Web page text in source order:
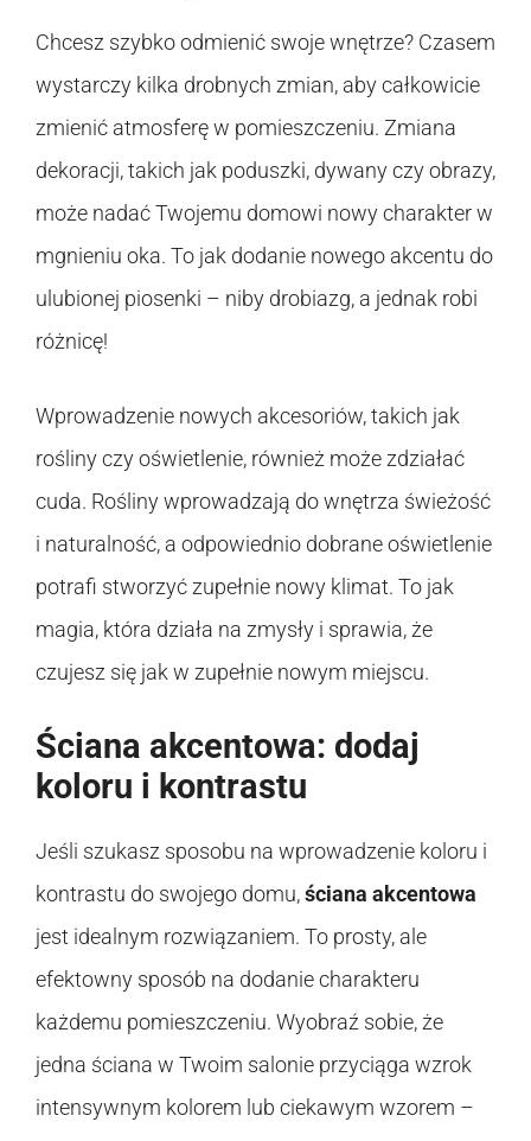
Chcesz szybko odmienić swoje wnętrze? Czasem
wystarczy kilka drobnych zmian, aby całkowicie
zmienić atmosferę w pomieszczeniu. Zmiana
dekoracji, takich jak poduszki, dywany czy obrazy,
może nadać Twojemu domowi nowy charakter w
mgnieniu oka. To jak dodanie nowego akcentu do
ulubionej piosenki – niby drobiazg, a jednak robi
różnicę!
Wprowadzenie nowych akcesoriów, takich jak
rośliny czy oświetlenie, również może zdziałać
cuda. Rośliny wprowadzają do wnętrza świeżość
i naturalność, a odpowiednio dobrane oświetlenie
potrafi stworzyć zupełnie nowy klimat. To jak
magia, która działa na zmysły i sprawia, że
czujesz się jak w zupełnie nowym miejscu.
Ściana akcentowa: dodaj
koloru i kontrastu
Jeśli szukasz sposobu na wprowadzenie koloru i
kontrastu do swojego domu,ściana akcentowa
jest idealnym rozwiązaniem. To prosty, ale
efektowny sposób na dodanie charakteru
każdemu pomieszczeniu. Wyobraź sobie, że
jedna ściana w Twoim salonie przyciąga wzrok
intensywnym kolorem lub ciekawym wzorem –